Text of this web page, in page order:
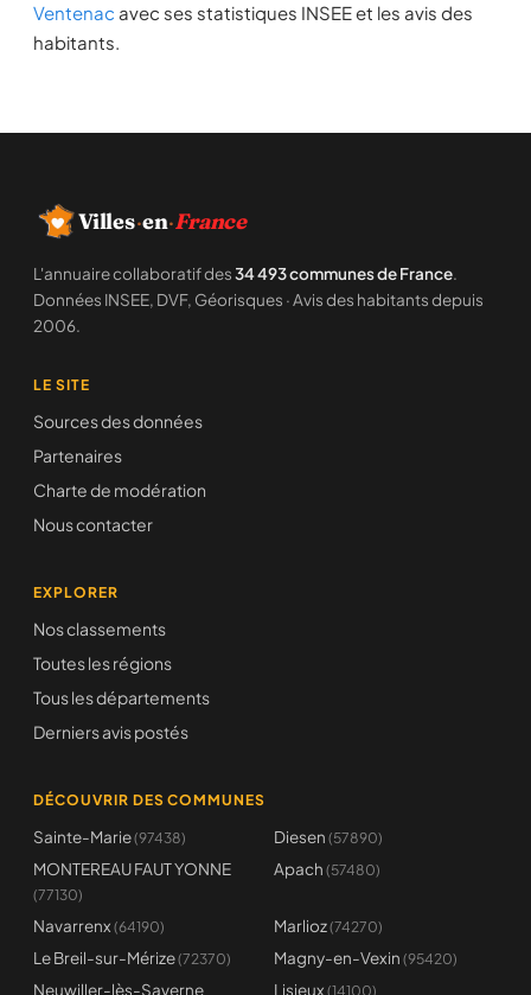
Ventenac avec ses statistiques INSEE et les avis des
habitants.
Villes·en·France
L'annuaire collaboratif des34 493 communes de France.
Données INSEE, DVF, Géorisques · Avis des habitants depuis
2006.
LE SITE
Sources des données
Partenaires
Charte de modération
Nous contacter
EXPLORER
Nos classements
Toutes les régions
Tous les départements
Derniers avis postés
DÉCOUVRIR DES COMMUNES
Sainte-Marie(97438) Diesen (57890)
MONTEREAU FAUT YONNE
(77130)
Apach (57480)
Navarrenx (64190) Marlioz(74270)
Le Breil-sur-Mérize(72370) Magny-en-Vexin (95420)
Neuwiller-lès-Saverne Lisieux (14100)